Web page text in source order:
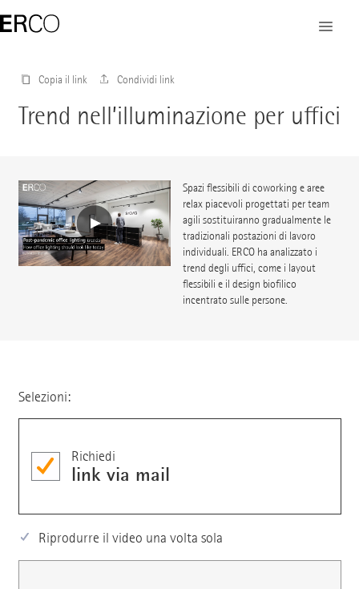
Copia il link Condividi link
Trend nell’illuminazione per uffici
Spazi flessibili di coworking e aree
relax piacevoli progettati per team
agili sostituiranno gradualmente le
tradizionali postazioni di lavoro
individuali. ERCO ha analizzato i
trend degli uffici, come i layout
flessibili e il design biofilico
incentrato sulle persone.
Selezioni:
Richiedi
link via mail
Riprodurre il video una volta sola